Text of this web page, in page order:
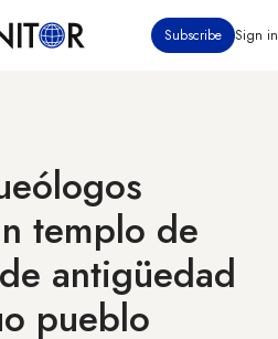
Subscribe Sign in
templo de
antigüedad
pueblo